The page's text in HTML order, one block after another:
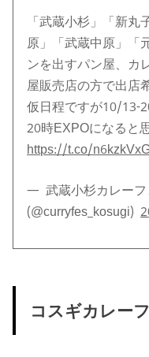
「武蔵小杉」「新
原」「武蔵中原」「
ンを出すパン屋、カ
屋販売店の方で出店
仮日程ですが10/13-
20時EXPOになると
https://t.co/
— 武蔵小杉カレーフ
(@curryfes_kosugi)
コスギカレー